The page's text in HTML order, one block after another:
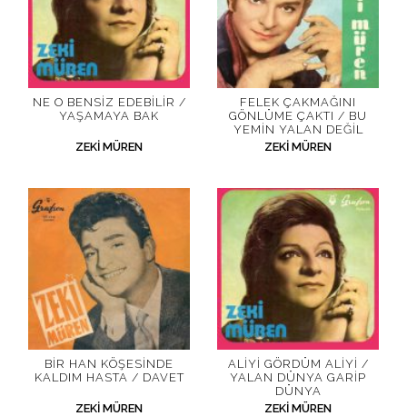
NE O BENSIZ EDEBILIR /
YAŞAMAYA BAK
ZEKI MÜREN
FELEK ÇAKMAĞINI
GÖNLÜME ÇAKTI / BU
YEMIN YALAN DEĞIL
ZEKI MÜREN
BIR HAN KÖŞESINDE
KALDIM HASTA / DAVET
ZEKI MÜREN
ALIYI GÖRDÜM ALIYI /
YALAN DÜNYA GARIP
DÜNYA
ZEKI MÜREN